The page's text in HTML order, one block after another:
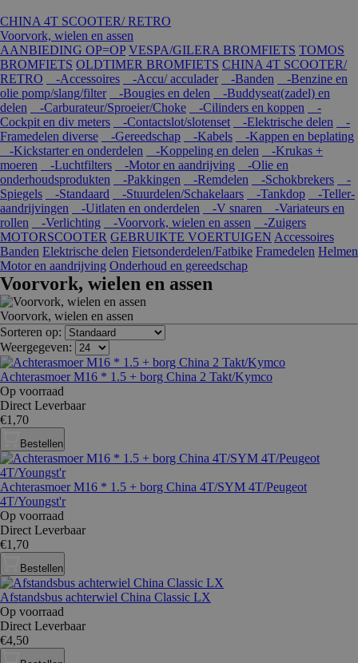
CHINA 4T SCOOTER/ RETRO
Voorvork, wielen en assen
AANBIEDING OP=OP VESPA/GILERA BROMFIETS TOMOS
BROMFIETS OLDTIMER BROMFIETS CHINA 4T SCOOTER/
RETRO
-Accessoires -Accu/ acculader -Banden
-Benzine en
olie pomp/slang/filter
-Bougies en delen
-Buddyseat(zadel) en
delen
-Carburateur/Sproeier/Choke -Cilinders en koppen
-
Cockpit en div meters
-Contactslot/slotenset -Elektrische delen
-
Framedelen diverse
-Gereedschap -Kabels
-Kappen en beplating
-Kickstarter en onderdelen
-Koppeling en delen
-Krukas +
moeren
-Luchtfilters -Motor en aandrijving
-Olie en
onderhoudsprodukten
-Pakkingen -Remdelen -Schokbrekers
-
Spiegels
-Standaard -Stuurdelen/Schakelaars -Tankdop
-Teller-
aandrijvingen
-Uitlaten en onderdelen -V snaren
-Variateurs en
rollen
-Verlichting -Voorvork, wielen en assen
-Zuigers
MOTORSCOOTER GEBRUIKTE VOERTUIGEN Accessoires
Banden Elektrische delen Fietsonderdelen/Fatbike Framedelen Helmen
Motor en aandrijving Onderhoud en gereedschap
Voorvork, wielen en assen
Voorvork, wielen en assen
Sorteren op:
Weergegeven:
Achterasmoer M16 * 1.5 + borg China 2 Takt/Kymco
Op voorraad
Direct Leverbaar
€1,70
Bestellen
Achterasmoer M16 * 1.5 + borg China 4T/SYM 4T/Peugeot
4T/Youngst'r
Op voorraad
Direct Leverbaar
€1,70
Bestellen
Afstandsbus achterwiel China Classic LX
Op voorraad
Direct Leverbaar
€4,50